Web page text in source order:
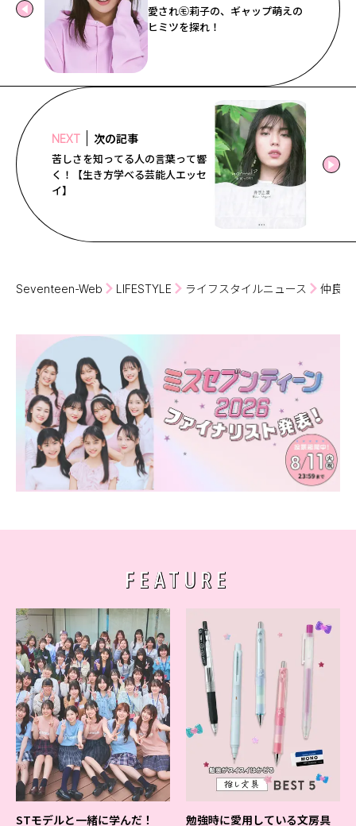
愛され㋲莉子の、ギャップ萌えの
ヒミツを探れ！
NEXT 次の記事
苦しさを知ってる人の言葉って響
く！【生き方学べる芸能人エッセ
イ】
Seventeen-Web LIFESTYLE ライフスタイルニュース 仲良
FEATURE
STモデルと一緒に学んだ！ 勉強時に愛用している文房具